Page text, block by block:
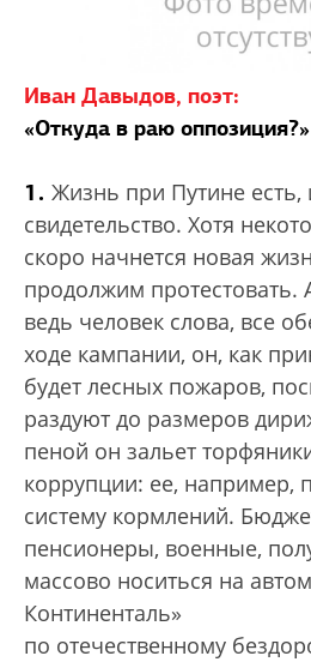
Иван Давыдов, поэт:
«Откуда в раю оппозиция?»
1. Жизнь при Путине
свидетельство. Хотя
скоро начнется новая
продолжим
ведь человек слова, все
ходе кампании, он, как
будет лесных пожаров,
раздуют до размеров
пеной он зальет
коррупции: ее, например,
систему кормлений.
пенсионеры, военные,
массово носиться на
Континенталь»
по отечественному